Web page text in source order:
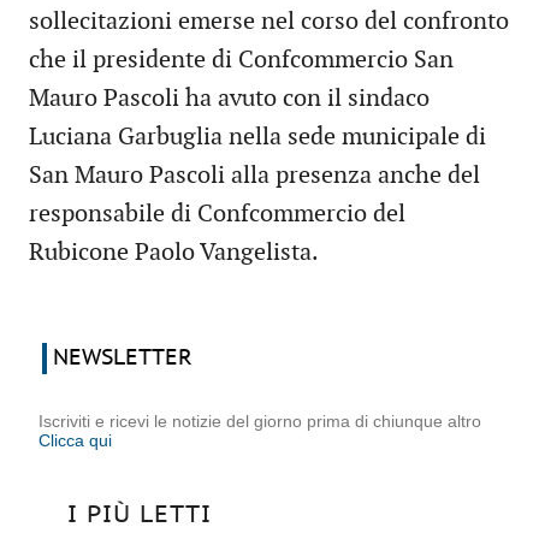
sollecitazioni emerse nel corso del confronto
che il presidente di Confcommercio San
Mauro Pascoli ha avuto con il sindaco
Luciana Garbuglia nella sede municipale di
San Mauro Pascoli alla presenza anche del
responsabile di Confcommercio del
Rubicone Paolo Vangelista.
NEWSLETTER
Iscriviti e ricevi le notizie del giorno prima di chiunque altro
Clicca qui
I PIÙ LETTI